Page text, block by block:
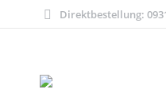
Direktbestellung: